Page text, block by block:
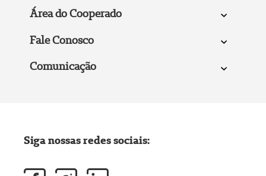
Área do Cooperado
Fale Conosco
Comunicação
Siga nossas redes sociais: